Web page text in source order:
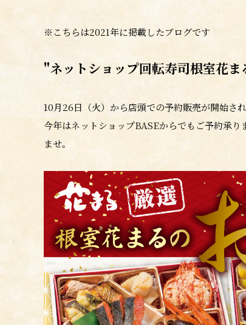
※こちらは2021年に掲載したブログです
"ネットショップ回転寿司根室花ま
10月26日（火）から店頭での予約販売が開始さ
今年はネットショップBASEからでもご予約承
ませ。